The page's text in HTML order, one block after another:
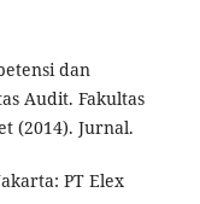
dan
Audit. Fakultas
(2014). Jurnal.
PT Elex